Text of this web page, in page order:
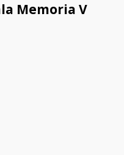
Memoria V